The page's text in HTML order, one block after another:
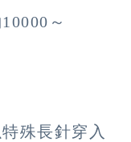
～
殊長針穿入